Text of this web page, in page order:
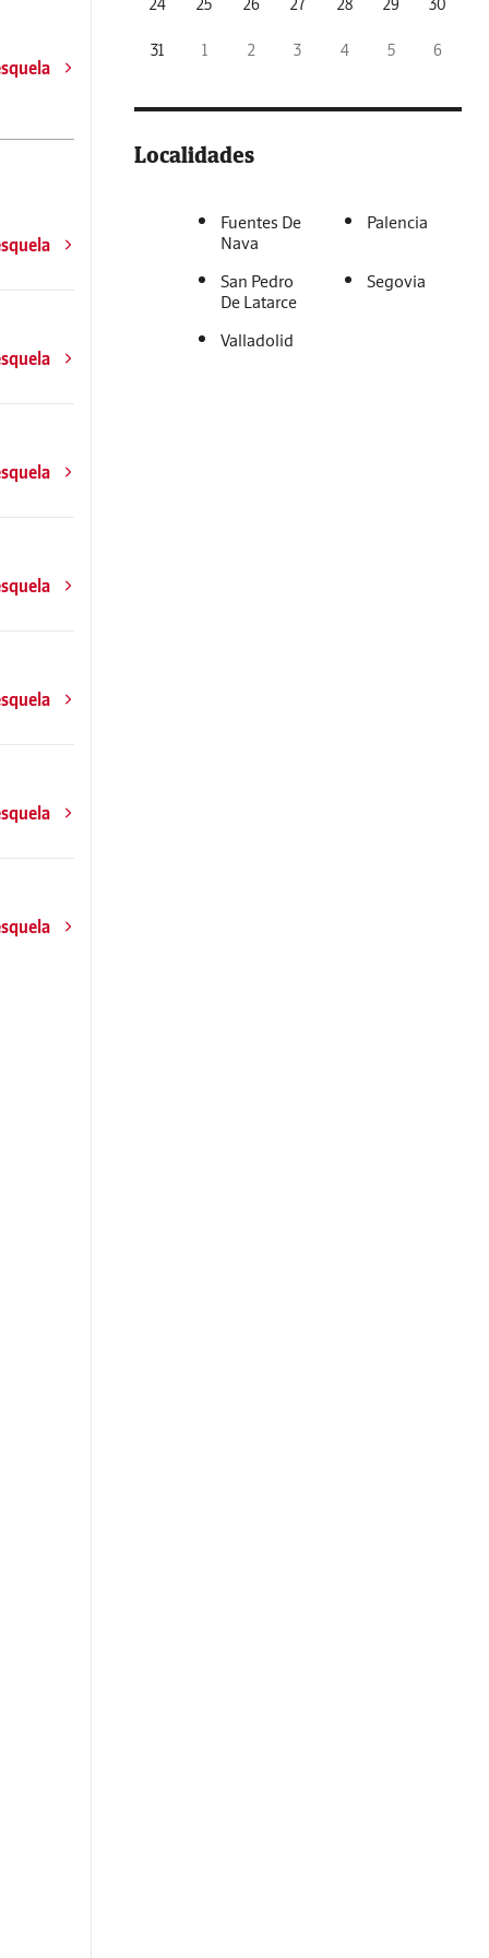
24 25 26 27 28 29 30
31 1 2 3 4 5 6
Localidades
Fuentes De
Nava
Palencia
San Pedro
De Latarce
Segovia
Valladolid